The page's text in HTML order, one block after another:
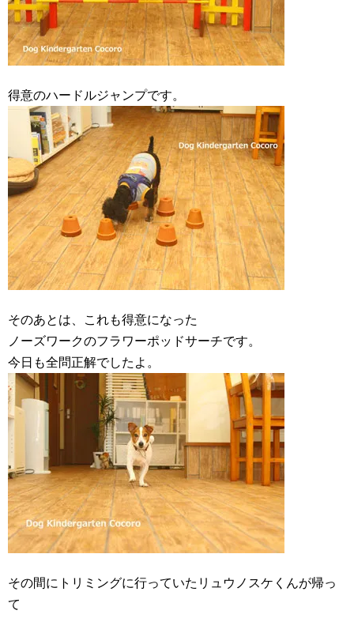
得意のハードルジャンプです。
そのあとは、これも得意になった
ノーズワークのフラワーポッドサーチです。
今日も全問正解でしたよ。
その間にトリミングに行っていたリュウノスケくんが帰っ
て